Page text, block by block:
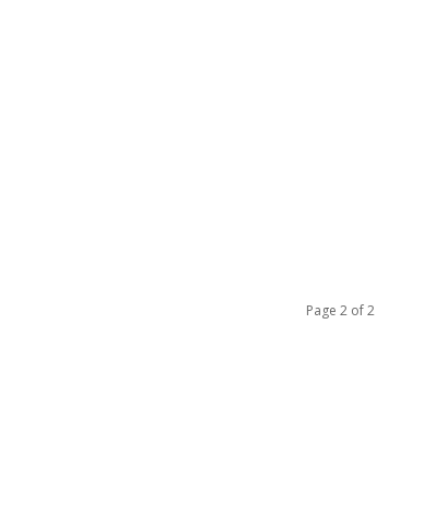
Page 2 of 2